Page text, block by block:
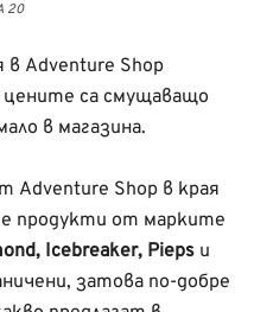
20
в Adventure Shop
са смущаващо
в магазина.
Adventure Shop в края
продукти от марките
Icebreaker, Pieps и
затова по-добре